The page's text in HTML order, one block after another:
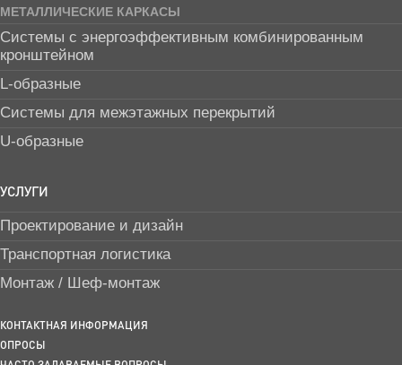
МЕТАЛЛИЧЕСКИЕ КАРКАСЫ
Системы с энергоэффективным комбинированным
кронштейном
L-образные
Системы для межэтажных перекрытий
U-образные
УСЛУГИ
Проектирование и дизайн
Транспортная логистика
Монтаж / Шеф-монтаж
КОНТАКТНАЯ ИНФОРМАЦИЯ
ОПРОСЫ